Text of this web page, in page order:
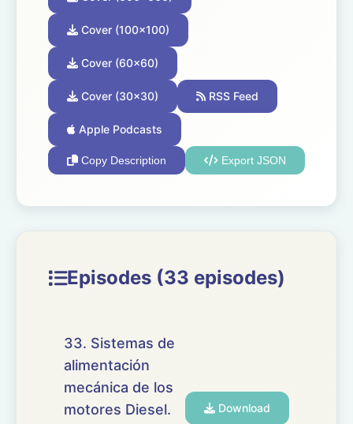
Cover (100x100)
Cover (60x60)
Cover (30x30) RSS Feed
Apple Podcasts
Copy Description Export JSON
Episodes (33 episodes)
33. Sistemas de
alimentación
mecánica de los
motores Diesel.
Download